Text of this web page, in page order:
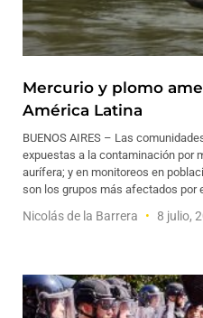
Mercurio y plomo
América Latina
BUENOS AIRES – Las
expuestas a la contaminación por
aurífera; y en monitoreos en
son los grupos más afectados por
Nicolás de la Barrera 8 julio,